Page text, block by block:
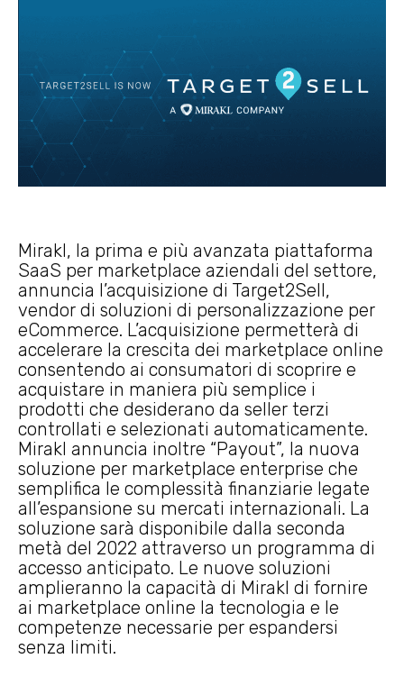
Mirakl, la prima e più avanzata piattaforma
SaaS per marketplace aziendali del settore,
annuncia l’acquisizione di Target2Sell,
vendor di soluzioni di personalizzazione per
eCommerce. L’acquisizione permetterà di
accelerare la crescita dei marketplace online
consentendo ai consumatori di scoprire e
acquistare in maniera più semplice i
prodotti che desiderano da seller terzi
controllati e selezionati automaticamente.
Mirakl annuncia inoltre “Payout”, la nuova
soluzione per marketplace enterprise che
semplifica le complessità finanziarie legate
all’espansione su mercati internazionali. La
soluzione sarà disponibile dalla seconda
metà del 2022 attraverso un programma di
accesso anticipato. Le nuove soluzioni
amplieranno la capacità di Mirakl di fornire
ai marketplace online la tecnologia e le
competenze necessarie per espandersi
senza limiti.